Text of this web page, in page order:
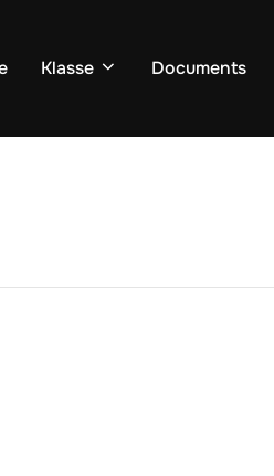
Klasse Documents